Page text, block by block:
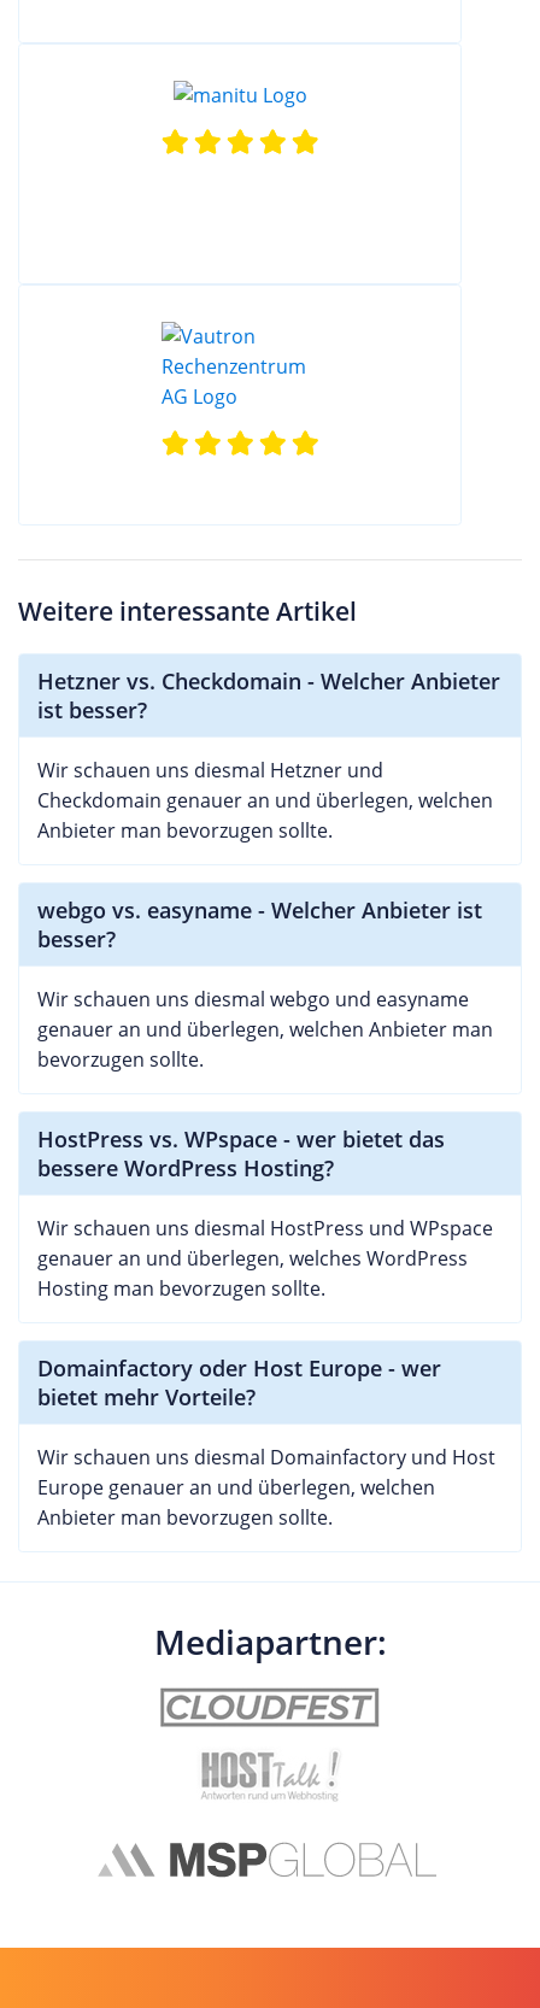
Weitere interessante Artikel
Hetzner vs. Checkdomain - Welcher Anbieter
ist besser?
Wir schauen uns diesmal Hetzner und
Checkdomain genauer an und überlegen, welchen
Anbieter man bevorzugen sollte.
webgo vs. easyname - Welcher Anbieter ist
besser?
Wir schauen uns diesmal webgo und easyname
genauer an und überlegen, welchen Anbieter man
bevorzugen sollte.
HostPress vs. WPspace - wer bietet das
bessere WordPress Hosting?
Wir schauen uns diesmal HostPress und WPspace
genauer an und überlegen, welches WordPress
Hosting man bevorzugen sollte.
Domainfactory oder Host Europe - wer
bietet mehr Vorteile?
Wir schauen uns diesmal Domainfactory und Host
Europe genauer an und überlegen, welchen
Anbieter man bevorzugen sollte.
Mediapartner: